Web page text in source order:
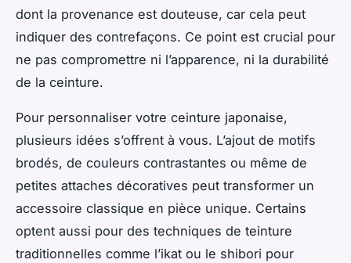
dont la provenance est douteuse, car cela peut
indiquer des contrefaçons. Ce point est crucial pour
ne pas compromettre ni l’apparence, ni la durabilité
de la ceinture.
Pour personnaliser votre ceinture japonaise,
plusieurs idées s’offrent à vous. L’ajout de motifs
brodés, de couleurs contrastantes ou même de
petites attaches décoratives peut transformer un
accessoire classique en pièce unique. Certains
optent aussi pour des techniques de teinture
traditionnelles comme l’ikat ou le shibori pour